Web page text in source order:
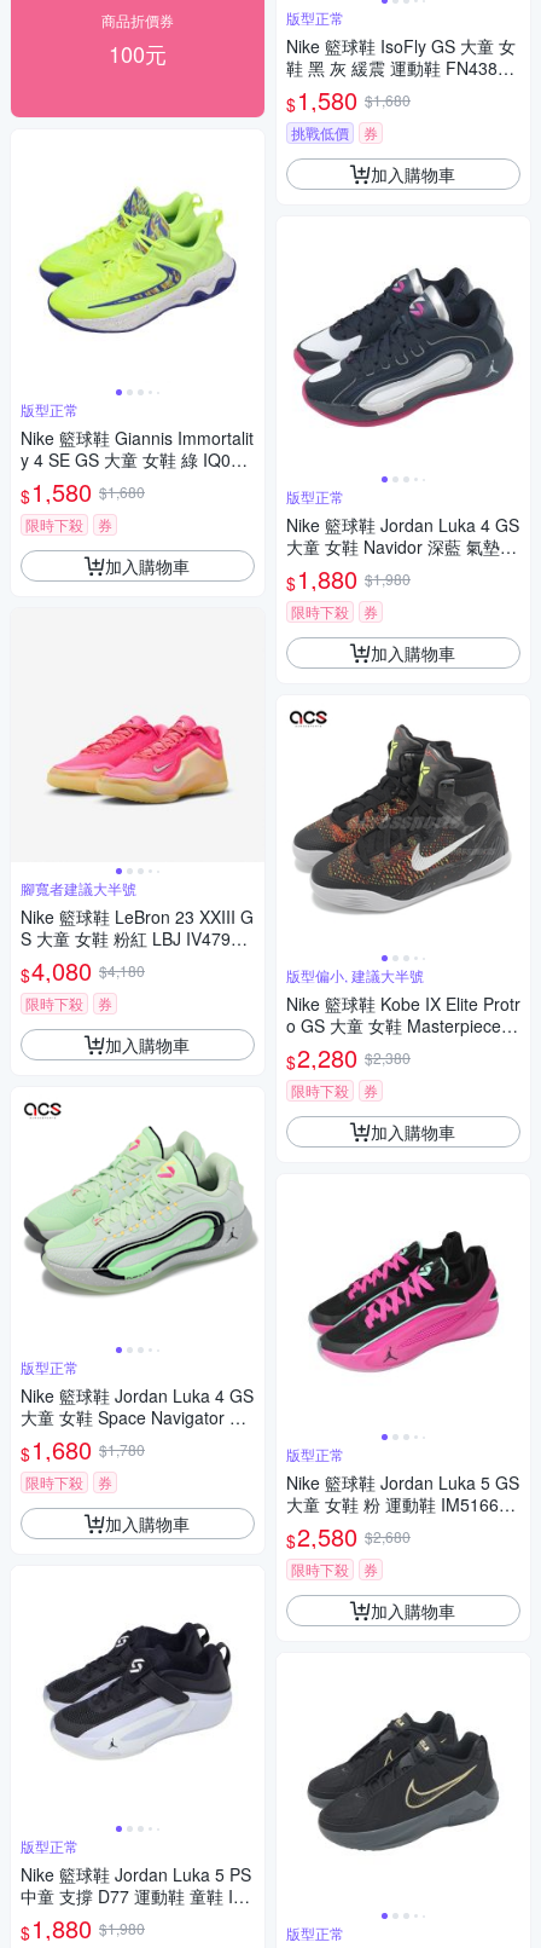
商品折價券
100元
版型正常
Nike 籃球鞋 Giannis Immortalit
y 4 SE GS 大童 女鞋 綠 IQ081
8-700
$1,580 $1,680
限時下殺
券
加入購物車
腳寬者建議大半號
Nike 籃球鞋 LeBron 23 XXIII G
S 大童 女鞋 粉紅 LBJ IV4799-
600
$4,080 $4,180
限時下殺
券
加入購物車
版型正常
Nike 籃球鞋 Jordan Luka 4 GS
大童 女鞋 Space Navigator 綠
黑 HJ5225-300
$1,680 $1,780
限時下殺
券
加入購物車
版型正常
Nike 籃球鞋 Jordan Luka 5 PS
中童 支撐 D77 運動鞋 童鞋 IM
5164-003
$1,880 $1,980
版型正常
Nike 籃球鞋 IsoFly GS 大童 女
鞋 黑 灰 緩震 運動鞋 FN4384-
001
$1,580 $1,680
挑戰低價
券
加入購物車
版型正常
Nike 籃球鞋 Jordan Luka 4 GS
大童 女鞋 Navidor 深藍 氣墊 D
77
$1,880 $1,980
限時下殺
券
加入購物車
版型偏小, 建議大半號
Nike 籃球鞋 Kobe IX Elite Protr
o GS 大童 女鞋 Masterpiece
大師 HJ9446-001
$2,280 $2,380
限時下殺
券
加入購物車
版型正常
Nike 籃球鞋 Jordan Luka 5 GS
大童 女鞋 粉 運動鞋 IM5166-6
00
$2,580 $2,680
限時下殺
券
加入購物車
版型正常